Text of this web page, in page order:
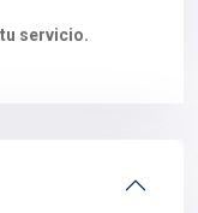
servicio.